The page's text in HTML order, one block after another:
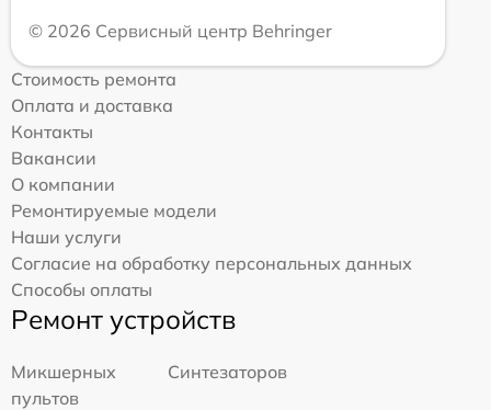
© 2026 Сервисный центр Behringer
Стоимость ремонта
Оплата и доставка
Контакты
Вакансии
О компании
Ремонтируемые модели
Наши услуги
Согласие на обработку персональных данных
Способы оплаты
Ремонт устройств
Микшерных
пультов
Синтезаторов